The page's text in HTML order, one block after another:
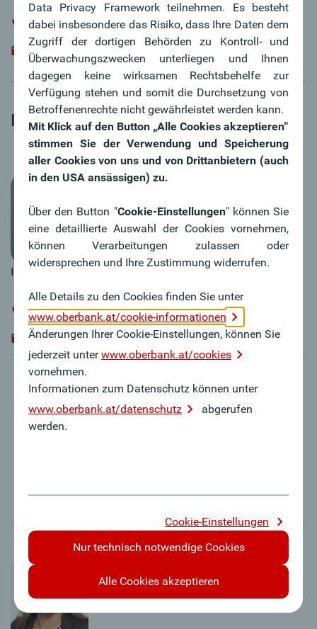
+ 43 / 732 / 7802 - 37564
roland.leitinger@oberbank.at
Investment Manager:in
Ing. Mag. Franz Josef Huber
+43 / 732 / 7802 - 37691
franz.huber@oberbank.at
Data Privacy Framework teilnehmen. Es besteht
dabei insbesondere das Risiko, dass Ihre Daten dem
Zugriff der dortigen Behörden zu Kontroll- und
Überwachungszwecken unterliegen und Ihnen
dagegen keine wirksamen Rechtsbehelfe zur
Verfügung stehen und somit die Durchsetzung von
Betroffenenrechte nicht gewährleistet werden kann.
Mit Klick auf den Button „Alle Cookies akzeptieren“
stimmen Sie der Verwendung und Speicherung
aller Cookies von uns und von Drittanbietern (auch
in den USA ansässigen) zu.
Über den Button "Cookie-Einstellungen" können Sie
eine detaillierte Auswahl der Cookies vornehmen,
können Verarbeitungen zulassen oder
widersprechen und Ihre Zustimmung widerrufen.
Alle Details zu den Cookies finden Sie unter
www.oberbank.at/cookie-informationen
Änderungen Ihrer Cookie-Einstellungen, können Sie
jederzeit unterwww.oberbank.at/cookies
vornehmen.
Informationen zum Datenschutz können unter
www.oberbank.at/datenschutz
abgerufen
werden.
Cookie-Einstellungen
Nur technisch notwendige Cookies
Alle Cookies akzeptieren